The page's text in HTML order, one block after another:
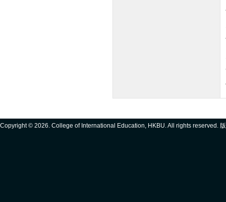
Copyright © 2026. College of International Education, HKBU. All rights reserved.